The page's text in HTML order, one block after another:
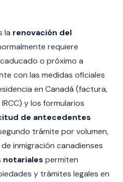
la renovación del
requiere
o próximo a
con las medidas oficiales
en Canadá (factura,
y los formularios
de antecedentes
trámite por volumen,
inmigración canadienses
notariales permiten
y trámites legales en